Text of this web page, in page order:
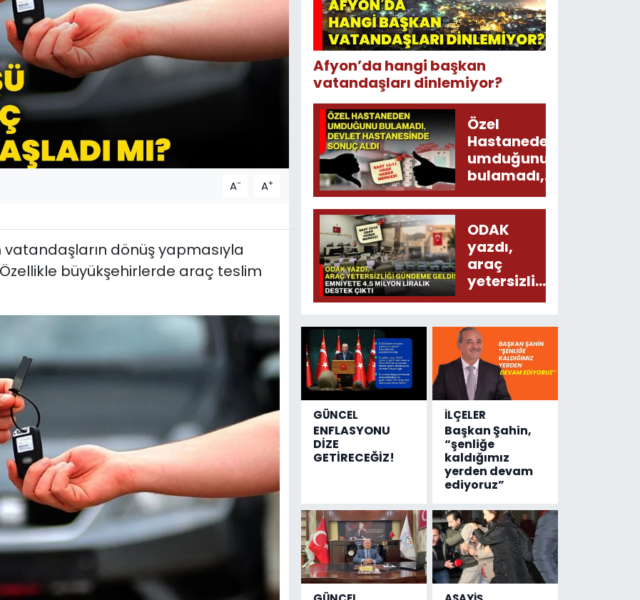
A- A+
dönüş yapmasıyla
büyükşehirlerde araç teslim
Afyon’da hangi başkan
vatandaşları dinlemiyor?
Özel
Hastaneden
umduğunu
bulamadı,
Devlet
Hastanesinde
sonuç aldı
ODAK
yazdı,
araç
yetersizliği
gündeme
Emniyete
4,5 milyon
liralık
destek
çıktı
GÜNCEL
ENFLASYONU
DİZE
GETİRECEĞİZ!
İLÇELER
Başkan Şahin,
“şenliğe
kaldığımız
yerden devam
ediyoruz”